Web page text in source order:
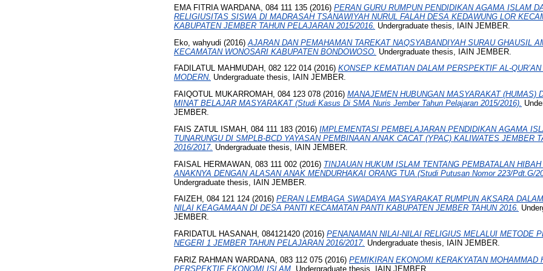
EMA FITRIA WARDANA, 084 111 135 (2016) PERAN GURU RUMPUN PENDIDIKAN AGAMA ISLAM
RELIGIUSITAS SISWA DI MADRASAH TSANAWIYAH NURUL FALAH DESA KEDAWUNG LOR
KABUPATEN JEMBER TAHUN PELAJARAN 2015/2016. Undergraduate thesis, IAIN JEMBER.
Eko, wahyudi (2016) AJARAN DAN PEMAHAMAN TAREKAT NAQSYABANDIYAH SURAU GHAUSIL
KECAMATAN WONOSARI KABUPATEN BONDOWOSO. Undergraduate thesis, IAIN JEMBER.
FADILATUL MAHMUDAH, 082 122 014 (2016) KONSEP KEMATIAN DALAM PERSPEKTIF AL-
MODERN. Undergraduate thesis, IAIN JEMBER.
FAIQOTUL MUKARROMAH, 084 123 078 (2016) MANAJEMEN HUBUNGAN MASYARAKAT (HUMAS)
MINAT BELAJAR MASYARAKAT (Studi Kasus Di SMA Nuris Jember Tahun Pelajaran 2015/2016).
JEMBER.
FAIS ZATUL ISMAH, 084 111 183 (2016) IMPLEMENTASI PEMBELAJARAN PENDIDIKAN AGAMA
TUNARUNGU DI SMPLB-BCD YAYASAN PEMBINAAN ANAK CACAT (YPAC) KALIWATES JEMBER
2016/2017. Undergraduate thesis, IAIN JEMBER.
FAISAL HERMAWAN, 083 111 002 (2016) TINJAUAN HUKUM ISLAM TENTANG PEMBATALAN
ANAKNYA DENGAN ALASAN ANAK MENDURHAKAI ORANG TUA (Studi Putusan Nomor 223/Pdt.G/
Undergraduate thesis, IAIN JEMBER.
FAIZEH, 084 121 124 (2016) PERAN LEMBAGA SWADAYA MASYARAKAT RUMPUN AKSARA
NILAI KEAGAMAAN DI DESA PANTI KECAMATAN PANTI KABUPATEN JEMBER TAHUN 2016.
JEMBER.
FARIDATUL HASANAH, 084121420 (2016) PENANAMAN NILAI-NILAI RELIGIUS MELALUI METODE
NEGERI 1 JEMBER TAHUN PELAJARAN 2016/2017. Undergraduate thesis, IAIN JEMBER.
FARIZ RAHMAN WARDANA, 083 112 075 (2016) PEMIKIRAN EKONOMI KERAKYATAN MOHAMMAD
PERSPEKTIF EKONOMI ISLAM. Undergraduate thesis, IAIN JEMBER.